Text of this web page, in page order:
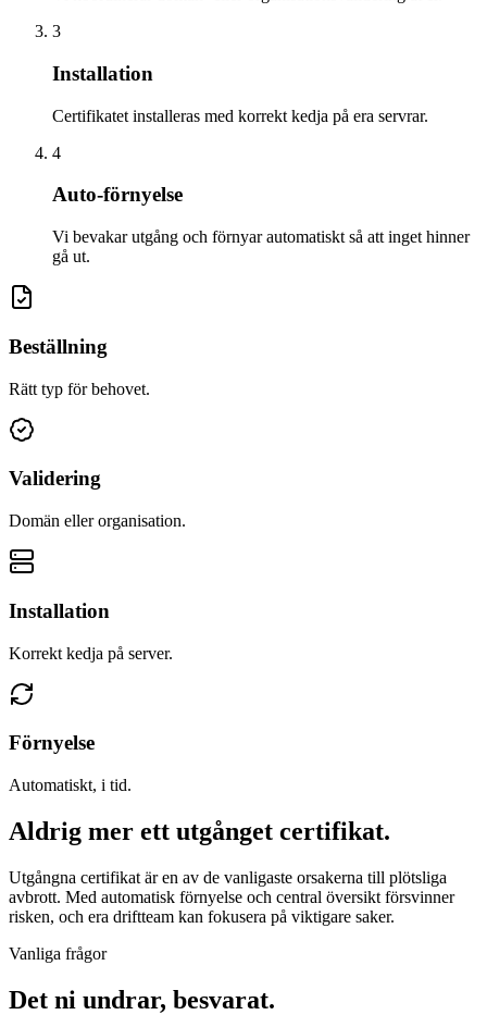
3
Installation
Certifikatet installeras med korrekt kedja på era servrar.
4
Auto-förnyelse
Vi bevakar utgång och förnyar automatiskt så att inget hinner
gå ut.
Beställning
Rätt typ för behovet.
Validering
Domän eller organisation.
Installation
Korrekt kedja på server.
Förnyelse
Automatiskt, i tid.
Aldrig mer ett utgånget certifikat.
Utgångna certifikat är en av de vanligaste orsakerna till plötsliga
avbrott. Med automatisk förnyelse och central översikt försvinner
risken, och era driftteam kan fokusera på viktigare saker.
Vanliga frågor
Det ni undrar, besvarat.